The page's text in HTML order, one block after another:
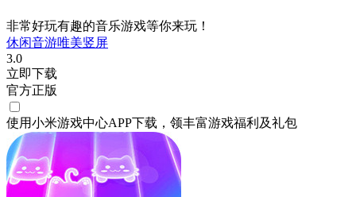
非常好玩有趣的音乐游戏等你来玩！
休闲音游唯美竖屏
3.0
立即下载
官方正版
使用小米游戏中心APP下载 ，领丰富游戏福利 及礼包